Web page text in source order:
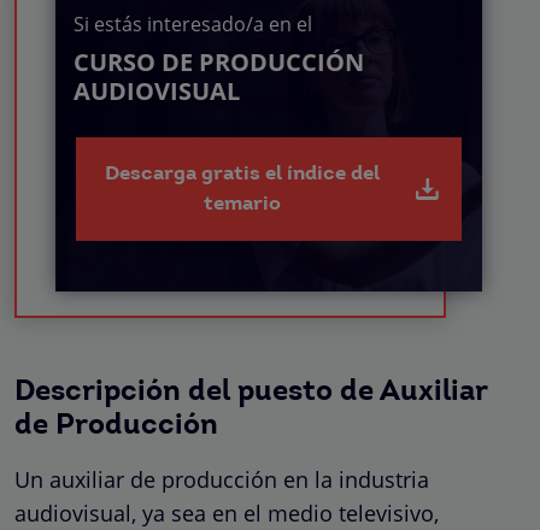
Si estás interesado/a en el
CURSO DE PRODUCCIÓN
AUDIOVISUAL
Descarga gratis el índice del
temario
Descripción del puesto de Auxiliar
de Producción
Un auxiliar de producción en la industria
audiovisual, ya sea en el medio televisivo,